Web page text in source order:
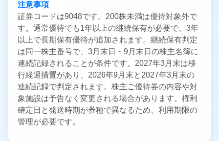
注意事項
証券コードは9048です。200株未満は優待対象外で
す。通常優待でも1年以上の継続保有が必要で、3年
以上で長期保有優待が追加されます。継続保有判定
は同一株主番号で、3月末日・9月末日の株主名簿に
連続記録されることが条件です。2027年3月末は移
行経過措置があり、2026年9月末と2027年3月末の
連続記録で判定されます。株主ご優待券の内容や対
象施設は予告なく変更される場合があります。権利
確定日と発送時期が券種で異なるため、利用期限の
管理が必要です。